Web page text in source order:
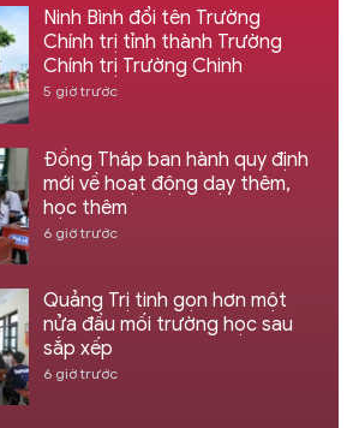
Ninh Bình đổi tên Trường
Chính trị tỉnh thành Trường
Chính trị Trường Chinh
5 giờ trước
Đồng Tháp ban hành quy định
mới về hoạt động dạy thêm,
học thêm
6 giờ trước
Quảng Trị tinh gọn hơn một
nửa đầu mối trường học sau
sắp xếp
6 giờ trước